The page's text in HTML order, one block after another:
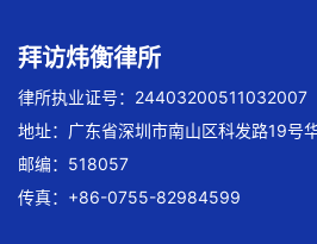
拜访炜衡律所
律所执业证号：24403200511032007
地址：广东省深圳市南山区科发路19号
邮编：518057
传真：+86-0755-82984599